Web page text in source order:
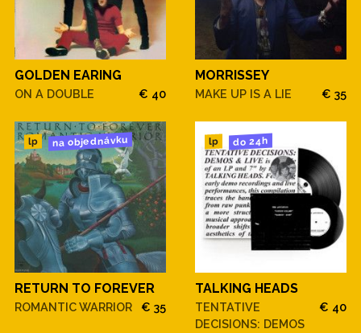
GOLDEN EARING
ON A DOUBLE € 40
MORRISSEY
MAKE UP IS A LIE € 35
lp na objednávku
RETURN TO FOREVER
ROMANTIC WARRIOR € 35
lp do 24h
TALKING HEADS
TENTATIVE
DECISIONS: DEMOS
€ 40